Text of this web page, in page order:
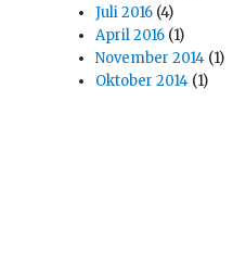
Juli 2016 (4)
April 2016 (1)
November 2014 (1)
Oktober 2014 (1)